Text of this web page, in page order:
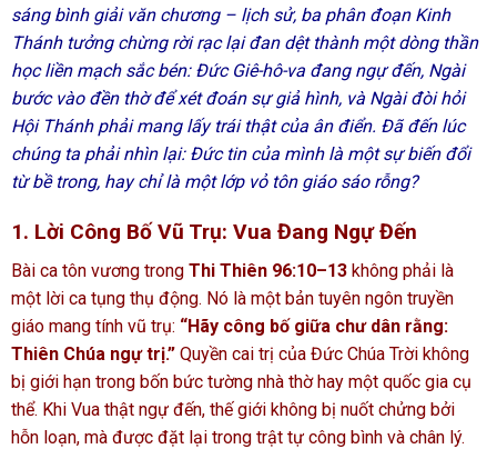
sáng bình giải văn chương – lịch sử, ba phân đoạn Kinh
Thánh tưởng chừng rời rạc lại đan dệt thành một dòng thần
học liền mạch sắc bén: Đức Giê-hô-va đang ngự đến, Ngài
bước vào đền thờ để xét đoán sự giả hình, và Ngài đòi hỏi
Hội Thánh phải mang lấy trái thật của ân điển. Đã đến lúc
chúng ta phải nhìn lại: Đức tin của mình là một sự biến đổi
từ bề trong, hay chỉ là một lớp vỏ tôn giáo sáo rỗng?
1. Lời Công Bố Vũ Trụ: Vua Đang Ngự Đến
Bài ca tôn vương trong Thi Thiên 96:10–13 không phải là
một lời ca tụng thụ động. Nó là một bản tuyên ngôn truyền
giáo mang tính vũ trụ: “Hãy công bố giữa chư dân rằng:
Thiên Chúa ngự trị.” Quyền cai trị của Đức Chúa Trời không
bị giới hạn trong bốn bức tường nhà thờ hay một quốc gia cụ
thể. Khi Vua thật ngự đến, thế giới không bị nuốt chửng bởi
hỗn loạn, mà được đặt lại trong trật tự công bình và chân lý.